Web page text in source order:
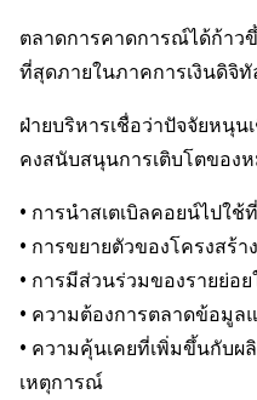
ตลาดการคาดการณ์ได้ก้าว
ที่สุดภายในภาคการเงินดิจิ
ฝ่ายบริหารเชื่อว่าปัจจัยหนุน
คงสนับสนุนการเติบโตของ
• การนำสเตเบิลคอยน์ไปใช้
• การขยายตัวของโครงสร้
• การมีส่วนร่วมของรายย่อ
• ความต้องการตลาดข้อมูล
• ความคุ้นเคยที่เพิ่มขึ้นกับ
เหตุการณ์